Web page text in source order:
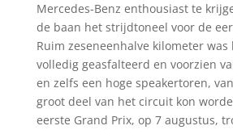
Mercedes-Benz enthousiast te
de baan het strijdtoneel voor de
Ruim zeseneenhalve kilometer
volledig geasfalteerd en voorzien
en zelfs een hoge speakertoren,
groot deel van het circuit kon
eerste Grand Prix, op 7 augustus,